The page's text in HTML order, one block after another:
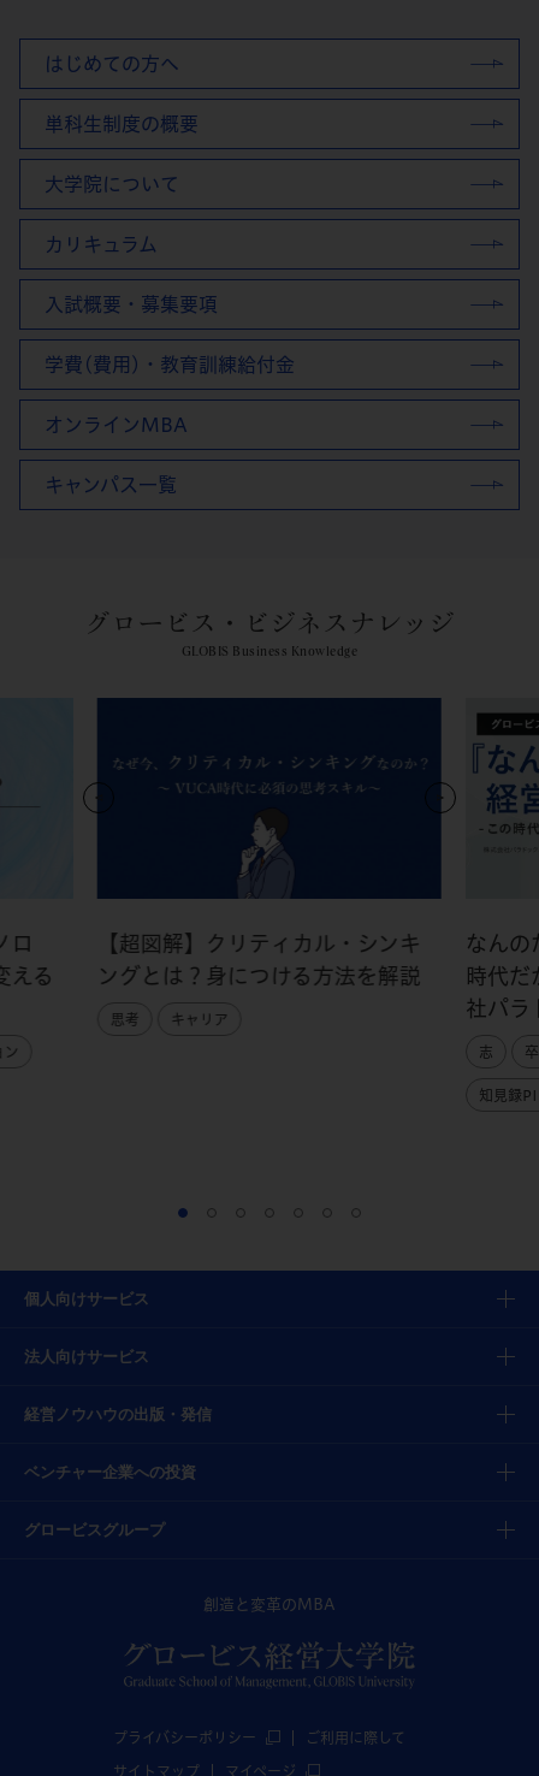
はじめての方へ
単科生制度の概要
大学院について
カリキュラム
入試概要・募集要項
学費(費用)・教育訓練給付金
オンラインMBA
キャンパス一覧
グロービス・ビジネスナレッジ
GLOBIS Business Knowledge
ロ
える
ン
【超図解】クリティカル・シンキ
ングとは？身につける方法を解説
思考 キャリア
なんの
時代だ
社パラ
志
知見録
個人向けサービス
法人向けサービス
経営ノウハウの出版・発信
ベンチャー企業への投資
グロービスグループ
創造と変革のMBA
プライバシーポリシー ご利用に際して
サイトマップ マイページ